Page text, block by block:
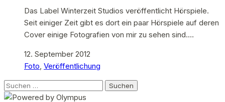
Das Label Winterzeit Studios veröffentlicht Hörspiele.
Seit einiger Zeit gibt es dort ein paar Hörspiele auf deren
Cover einige Fotografien von mir zu sehen sind.…
12. September 2012
Foto, Veröffentlichung
Suchen
nach: